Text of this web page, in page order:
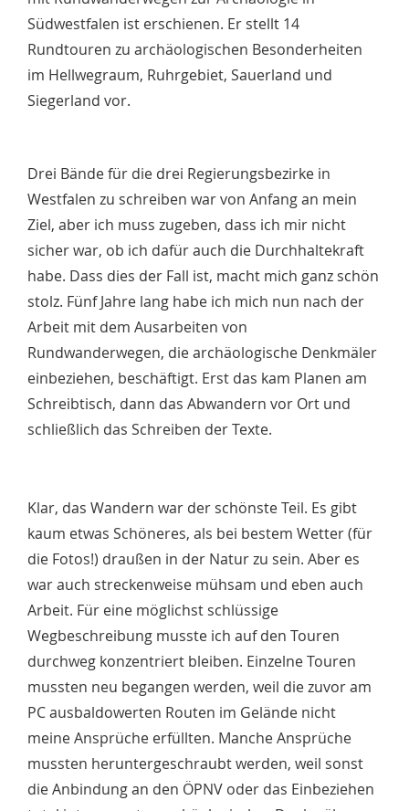
Südwestfalen ist erschienen. Er stellt 14
Rundtouren zu archäologischen Besonderheiten
im Hellwegraum, Ruhrgebiet, Sauerland und
Siegerland vor.
Drei Bände für die drei Regierungsbezirke in
Westfalen zu schreiben war von Anfang an mein
Ziel, aber ich muss zugeben, dass ich mir nicht
sicher war, ob ich dafür auch die Durchhaltekraft
habe. Dass dies der Fall ist, macht mich ganz schön
stolz. Fünf Jahre lang habe ich mich nun nach der
Arbeit mit dem Ausarbeiten von
Rundwanderwegen, die archäologische Denkmäler
einbeziehen, beschäftigt. Erst das kam Planen am
Schreibtisch, dann das Abwandern vor Ort und
schließlich das Schreiben der Texte.
Klar, das Wandern war der schönste Teil. Es gibt
kaum etwas Schöneres, als bei bestem Wetter (für
die Fotos!) draußen in der Natur zu sein. Aber es
war auch streckenweise mühsam und eben auch
Arbeit. Für eine möglichst schlüssige
Wegbeschreibung musste ich auf den Touren
durchweg konzentriert bleiben. Einzelne Touren
mussten neu begangen werden, weil die zuvor am
PC ausbaldowerten Routen im Gelände nicht
meine Ansprüche erfüllten. Manche Ansprüche
mussten heruntergeschraubt werden, weil sonst
die Anbindung an den ÖPNV oder das Einbeziehen